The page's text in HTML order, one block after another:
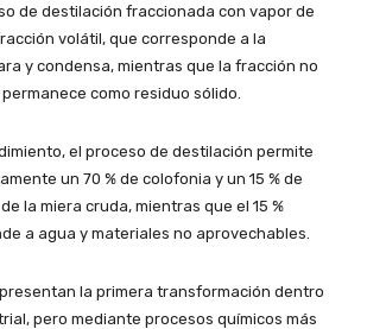
de destilación fraccionada con vapor de
volátil, que corresponde a la
y condensa, mientras que la fracción no
como residuo sólido.
el proceso de destilación permite
un 70 % de colofonia y un 15 % de
la miera cruda, mientras que el 15 %
a agua y materiales no aprovechables.
la primera transformación dentro
pero mediante procesos químicos más